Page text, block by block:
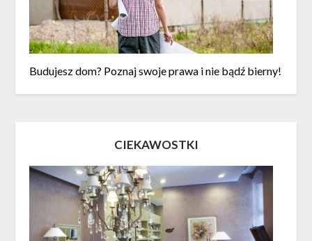
Budujesz dom? Poznaj swoje prawa i nie bądź bierny!
CIEKAWOSTKI